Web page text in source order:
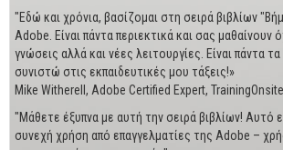
"Εδώ και χρόνια, βασίζομαι στη σειρά βιβλίων
Adobe. Είναι πάντα περιεκτικά και σας μαθαίνουν
γνώσεις αλλά και νέες λειτουργίες. Είναι πάντα τα
συνιστώ στις εκπαιδευτικές μου τάξεις!»
Mike Witherell, Adobe Certified Expert,
"Μάθετε έξυπνα με αυτή την σειρά βιβλίων! Αυτό
συνεχή χρήση από επαγγελματίες της Adobe –